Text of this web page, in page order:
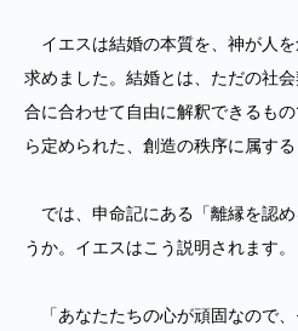
イエスは結婚の本質を、神が人
求めました。結婚とは、ただの社
合に合わせて自由に解釈できるも
ら定められた、創造の秩序に属する
では、申命記にある「離縁を認
うか。イエスはこう説明されます。
「あなたたちの心が頑固なので